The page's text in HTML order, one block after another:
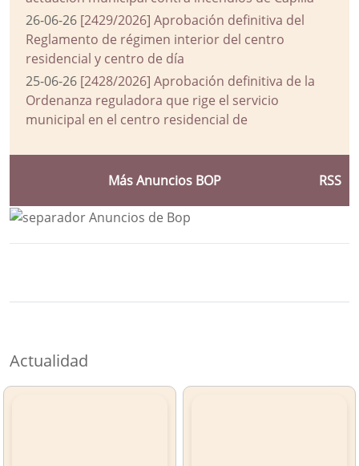
26-06-26 [2429/2026] Aprobación definitiva del
Reglamento de régimen interior del centro
residencial y centro de día
25-06-26 [2428/2026] Aprobación definitiva de la
Ordenanza reguladora que rige el servicio
municipal en el centro residencial de
Más Anuncios BOP RSS
Actualidad